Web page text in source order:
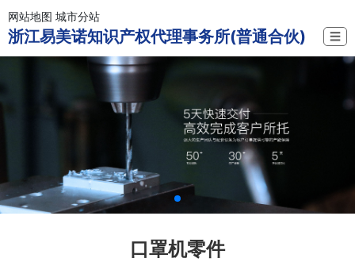
网站地图 城市分站
浙江易美诺知识产权代理事务所(普通合伙) ☰
口罩机零件